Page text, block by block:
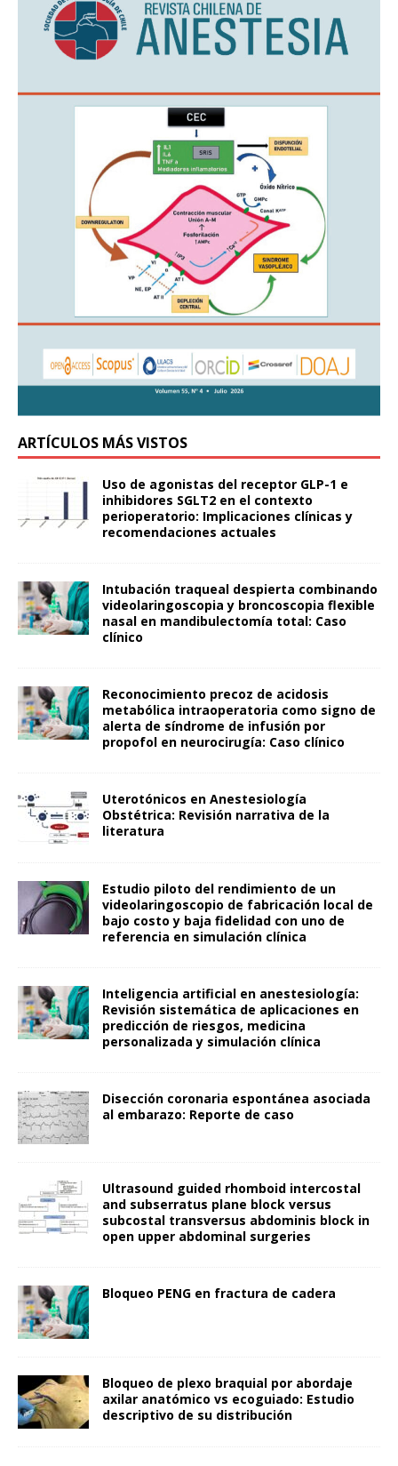
ARTÍCULOS MÁS VISTOS
Uso de agonistas del receptor GLP-1 e
inhibidores SGLT2 en el contexto
perioperatorio: Implicaciones clínicas y
recomendaciones actuales
Intubación traqueal despierta combinando
videolaringoscopia y broncoscopia flexible
nasal en mandibulectomía total: Caso
clínico
Reconocimiento precoz de acidosis
metabólica intraoperatoria como signo de
alerta de síndrome de infusión por
propofol en neurocirugía: Caso clínico
Uterotónicos en Anestesiología
Obstétrica: Revisión narrativa de la
literatura
Estudio piloto del rendimiento de un
videolaringoscopio de fabricación local de
bajo costo y baja fidelidad con uno de
referencia en simulación clínica
Inteligencia artificial en anestesiología:
Revisión sistemática de aplicaciones en
predicción de riesgos, medicina
personalizada y simulación clínica
Disección coronaria espontánea asociada
al embarazo: Reporte de caso
Ultrasound guided rhomboid intercostal
and subserratus plane block versus
subcostal transversus abdominis block in
open upper abdominal surgeries
Bloqueo PENG en fractura de cadera
Bloqueo de plexo braquial por abordaje
axilar anatómico vs ecoguiado: Estudio
descriptivo de su distribución